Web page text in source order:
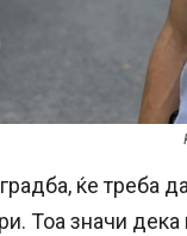
ќе
Тоа значи